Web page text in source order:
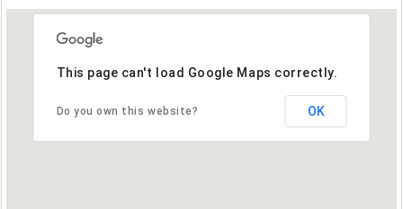
This page can't load Google Maps correctly.
Do you own this website? OK